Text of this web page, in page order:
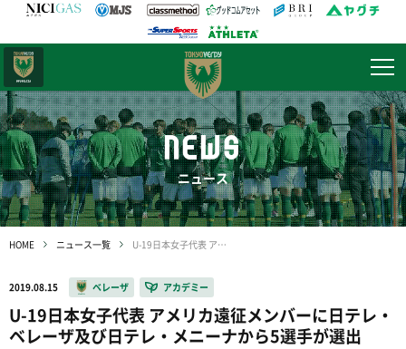
NEWS
ニュース
HOME ニュース一覧 U-19日本女子代表 アメリカ遠征メンバーに日テレ・ベレーザ及び日テレ・メニーナから5選手が選出
2019.08.15 ベレーザ アカデミー
U-19日本女子代表 アメリカ遠征メンバーに日テレ・
ベレーザ及び日テレ・メニーナから5選手が選出